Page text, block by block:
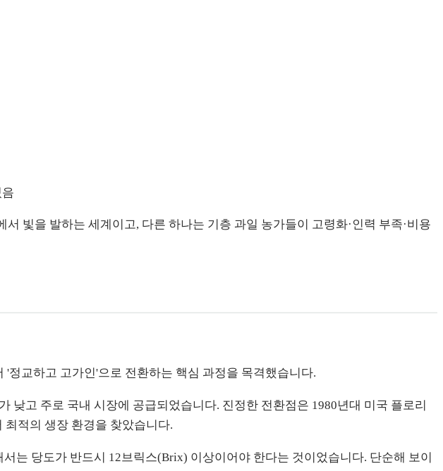
빛을 발하는 세계이고, 다른 하나는 기층 과일 농가들이 고령화·인력 부족·비용
교하고 고가인'으로 전환하는 핵심 과정을 목격했습니다.
고 주로 국내 시장에 공급되었습니다. 진정한 전환점은 1980년대 미국 플로리
적의 생장 환경을 찾았습니다.
는 당도가 반드시 12브릭스(Brix) 이상이어야 한다는 것이었습니다. 단순해 보이